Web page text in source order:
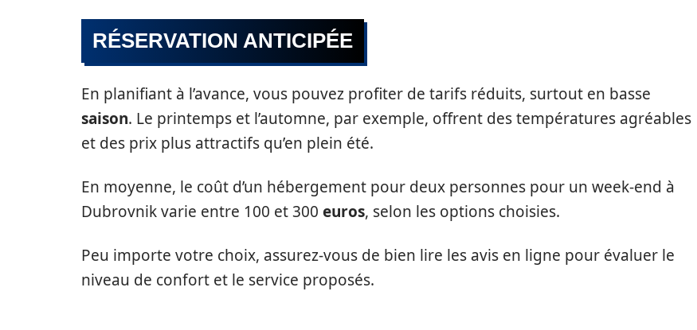
RÉSERVATION ANTICIPÉE
En planifiant à l’avance, vous pouvez profiter de tarifs réduits, surtout en basse
saison. Le printemps et l’automne, par exemple, offrent des températures agréables
et des prix plus attractifs qu’en plein été.
En moyenne, le coût d’un hébergement pour deux personnes pour un week-end à
Dubrovnik varie entre 100 et 300 euros, selon les options choisies.
Peu importe votre choix, assurez-vous de bien lire les avis en ligne pour évaluer le
niveau de confort et le service proposés.